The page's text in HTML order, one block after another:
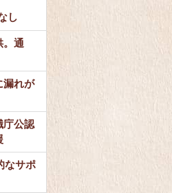
し
。通
漏れが
庁公認
なサポ